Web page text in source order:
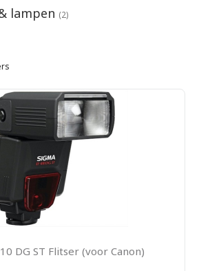
lampen (2)
DG ST Flitser (voor Canon)